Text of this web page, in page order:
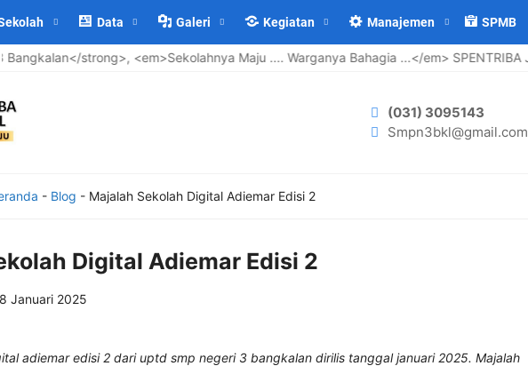
Data Galeri Kegiatan Manajemen SPMB
strong>, <em>Sekolahnya Maju .... Warganya Bahagia ...</em> SPENTRIBA JAYA
(031) 3095143
Smpn3bkl@gmail.com
- Blog - Majalah Sekolah Digital Adiemar Edisi 2
Digital Adiemar Edisi 2
Januari 2025
adiemar edisi 2 dari uptd smp negeri 3 bangkalan dirilis tanggal januari 2025. Majalah